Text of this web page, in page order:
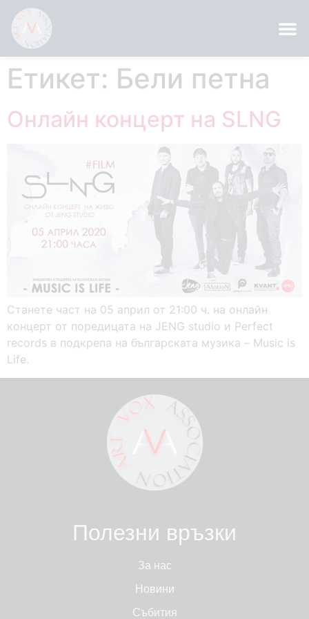
Етикет: Бели петна
Онлайн концерт на SLNG
Станете част на 05 aприл от 21:00 ч. на онлайн
концерт от поредицата на JENG studio и Perfect
records в подкрепа на българската музика – Music is
Life.
Полезни връзки
За нас
Новини
Събития